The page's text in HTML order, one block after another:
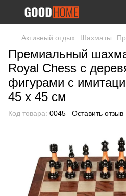
Активный отдых Шахматы
Премиальный
Royal Chess с
фигурами с
45 x 45 см
Код товара: 0045 Оставить отзыв